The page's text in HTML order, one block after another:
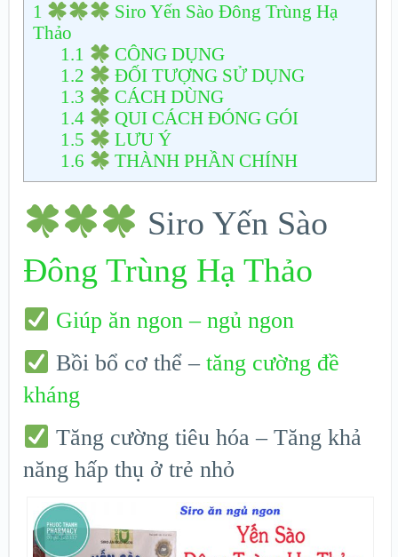
1
Siro Yến Sào Đông Trùng Hạ
Thảo
1.1
CÔNG DỤNG
1.2
ĐỐI TƯỢNG SỬ DỤNG
1.3
CÁCH DÙNG
1.4
QUI CÁCH ĐÓNG GÓI
1.5
LƯU Ý
1.6
THÀNH PHẦN CHÍNH
Siro Yến Sào
Đông Trùng Hạ Thảo
Giúp ăn ngon – ngủ ngon
Bồi bổ cơ thể – tăng cường đề
kháng
Tăng cường tiêu hóa – Tăng khả
năng hấp thụ ở trẻ nhỏ